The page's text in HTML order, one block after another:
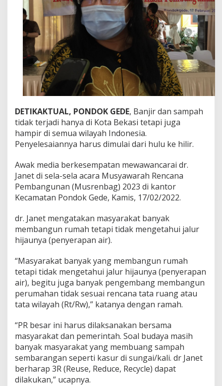
a
n
B
a
r
M
a
l
a
h
K
i
a
e
r
s
m
a
DETIKAKTUAL, PONDOK GEDE, Banjir dan sampah
tidak terjadi hanya di Kota Bekasi tetapi juga
hampir di semua wilayah Indonesia.
Penyelesaiannya harus dimulai dari hulu ke hilir.
Awak media berkesempatan mewawancarai dr.
Janet di sela-sela acara Musyawarah Rencana
Pembangunan (Musrenbag) 2023 di kantor
Kecamatan Pondok Gede, Kamis, 17/02/2022.
dr. Janet mengatakan masyarakat banyak
membangun rumah tetapi tidak mengetahui jalur
hijaunya (penyerapan air).
“Masyarakat banyak yang membangun rumah
tetapi tidak mengetahui jalur hijaunya (penyerapan
air), begitu juga banyak pengembang membangun
perumahan tidak sesuai rencana tata ruang atau
tata wilayah (Rt/Rw),” katanya dengan ramah.
“PR besar ini harus dilaksanakan bersama
masyarakat dan pemerintah. Soal budaya masih
banyak masyarakat yang membuang sampah
sembarangan seperti kasur di sungai/kali. dr Janet
berharap 3R (Reuse, Reduce, Recycle) dapat
dilakukan,” ucapnya.